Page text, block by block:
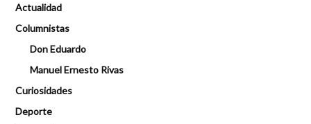
Actualidad
Columnistas
Don Eduardo
Manuel Ernesto Rivas
Curiosidades
Deporte